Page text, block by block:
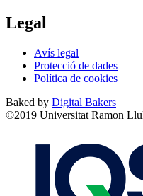
Legal
Avís legal
Protecció de dades
Política de cookies
Baked by Digital Bakers
©2019 Universitat Ramon